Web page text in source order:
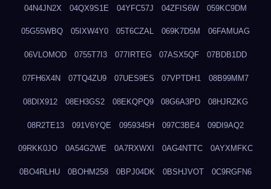
04N4JN2X 04QX9S1E 04YFC57J 04ZFIS6W 059KC9DM
05G55WBQ 05IXW4Y0 05T6CZAL 069K7D5M 06FAMUAG
06VLOMOD 0755T7I3 077IRTEG 07ASX5QF 07BDB1DD
07FH6X4N 07TQ4ZU9 07UES9ES 07VPTDH1 08B99MM7
08DIX912 08EH3GS2 08EKQPQ9 08G6A3PD 08HJRZKG
08R2TE13 091V6YQE 0959345H 097C3BE4 09DI9AQ2
09RKK0JO 0A54G2WE 0A7RXWXI 0AG4NTTC 0AYXMFKC
0BO4RLHU 0BOHM258 0BPJ04DK 0BSHJVOT 0C9RGFN6